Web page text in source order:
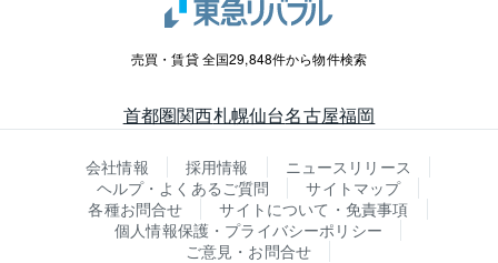
売買・賃貸 全国29,848件から物件検索
首都圏関西札幌仙台名古屋福岡
会社情報 採用情報
ニュースリリース
ヘルプ・よくあるご質問
サイトマップ
各種お問合せ
サイトについて・免責事項
個人情報保護・プライバシーポリシー
ご意見・お問合せ